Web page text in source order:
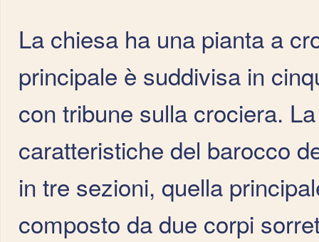
La chiesa ha una pianta a
principale è suddivisa in
con tribune sulla crociera.
caratteristiche del barocco
in tre sezioni, quella
composto da due corpi